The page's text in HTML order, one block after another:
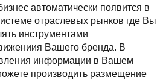
автоматически появится в
отраслевых рынков где Вы
инструментами
Вашего бренда. В
информации в Вашем
производить размещение